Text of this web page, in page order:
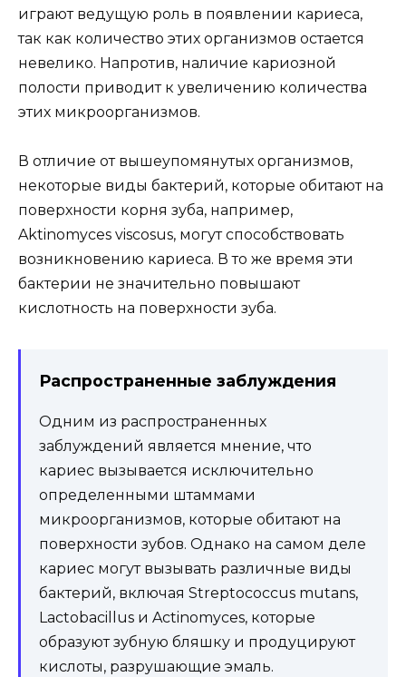
играют ведущую роль в появлении кариеса,
так как количество этих организмов остается
невелико. Напротив, наличие кариозной
полости приводит к увеличению количества
этих микроорганизмов.
В отличие от вышеупомянутых организмов,
некоторые виды бактерий, которые обитают на
поверхности корня зуба, например,
Aktinomyces viscosus, могут способствовать
возникновению кариеса. В то же время эти
бактерии не значительно повышают
кислотность на поверхности зуба.
Распространенные заблуждения
Одним из распространенных
заблуждений является мнение, что
кариес вызывается исключительно
определенными штаммами
микроорганизмов, которые обитают на
поверхности зубов. Однако на самом деле
кариес могут вызывать различные виды
бактерий, включая Streptococcus mutans,
Lactobacillus и Actinomyces, которые
образуют зубную бляшку и продуцируют
кислоты, разрушающие эмаль.